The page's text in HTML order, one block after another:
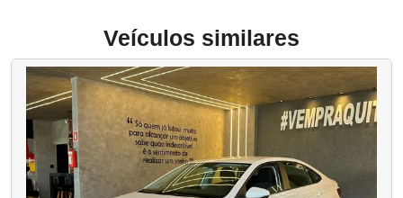
Veículos similares